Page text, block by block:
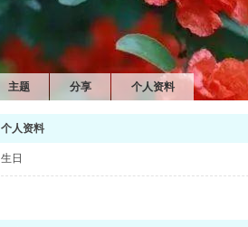
主题 分享 个人资料
个人资料
生日